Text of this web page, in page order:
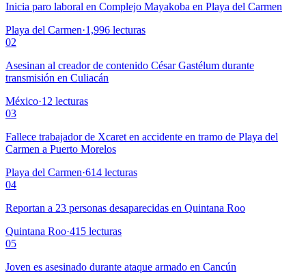
Inicia paro laboral en Complejo Mayakoba en Playa del Carmen
Playa del Carmen·1,996 lecturas
02
Asesinan al creador de contenido César Gastélum durante
transmisión en Culiacán
México·12 lecturas
03
Fallece trabajador de Xcaret en accidente en tramo de Playa del
Carmen a Puerto Morelos
Playa del Carmen·614 lecturas
04
Reportan a 23 personas desaparecidas en Quintana Roo
Quintana Roo·415 lecturas
05
Joven es asesinado durante ataque armado en Cancún